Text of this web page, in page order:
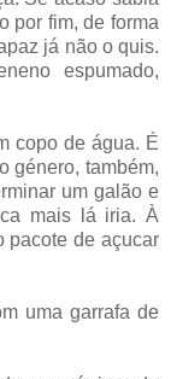
por fim, de forma
já não o quis.
espumado,
copo de água. É
género, também,
um galão e
mais lá iria. À
pacote de açucar
uma garrafa de